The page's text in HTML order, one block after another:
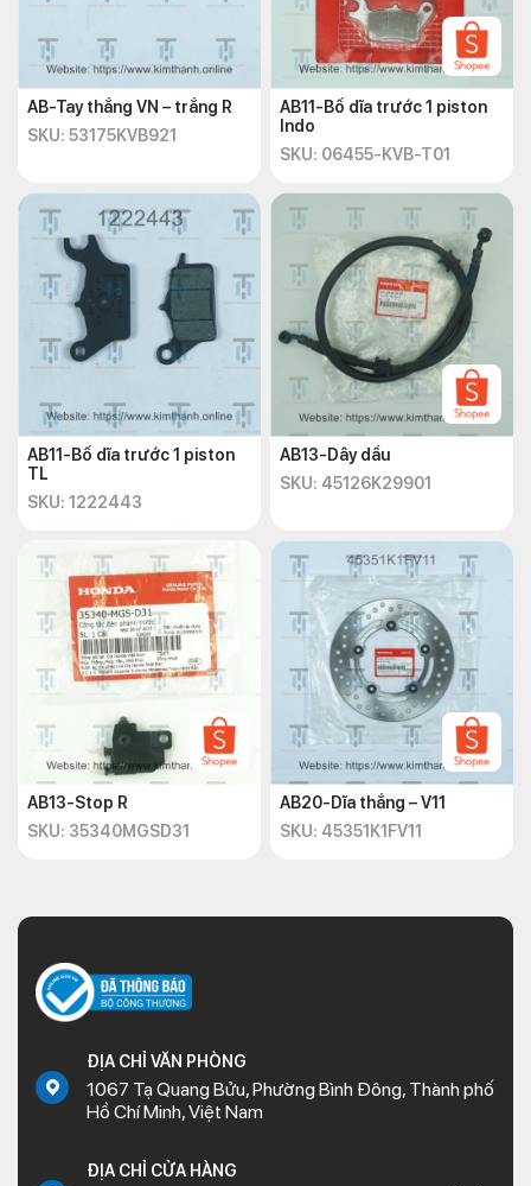
AB-Tay thắng VN – trắng R
SKU: 53175KVB921
AB11-Bố dĩa trước 1 piston
Indo
SKU: 06455-KVB-T01
AB11-Bố dĩa trước 1 piston
TL
SKU: 1222443
AB13-Dây dầu
SKU: 45126K29901
AB13-Stop R
SKU: 35340MGSD31
AB20-Dĩa thắng – V11
SKU: 45351K1FV11
ĐỊA CHỈ VĂN PHÒNG
1067 Tạ Quang Bửu, Phường Bình Đông, Thành phố
Hồ Chí Minh, Việt Nam
ĐỊA CHỈ CỬA HÀNG